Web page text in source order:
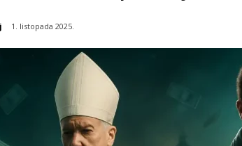
1. listopada 2025.